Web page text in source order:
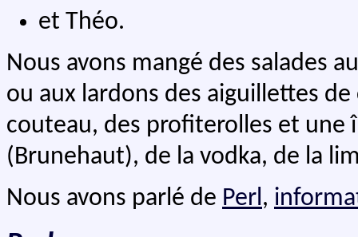
et Théo.
Nous avons mangé des salades
ou aux lardons des aiguillettes
couteau, des profiterolles et une
(Brunehaut), de la vodka, de la
Nous avons parlé de Perl,